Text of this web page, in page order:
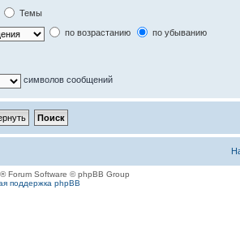
Темы
по возрастанию по убыванию
символов сообщений
® Forum Software © phpBB Group
поддержка phpBB